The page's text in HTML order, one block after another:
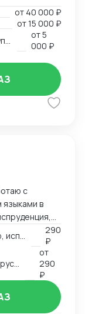
Опыт
и
Знание
партнёров
для
от 40 000 ₽
от15 000 ₽
от5
000 ₽
с
языками в
290
₽
Перевод публицистического текста с русского языка на английский
от
290
₽